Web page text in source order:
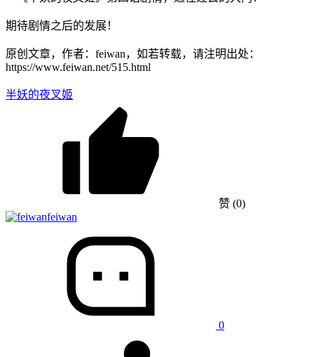
期待剧情之后的发展！
原创文章，作者：feiwan，如若转载，请注明出处：
https://www.feiwan.net/515.html
半妖的夜叉姬
赞 (0)
feiwan
0